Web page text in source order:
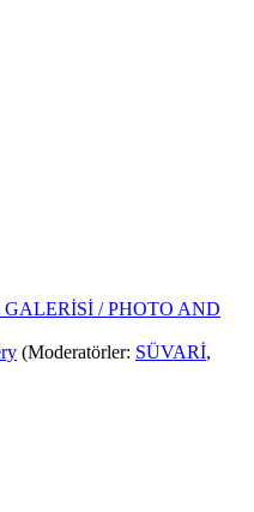
/ PHOTO AND
(Moderatörler: SÜVARİ,